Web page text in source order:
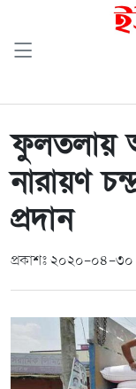
ফুলতলায়
নারায়ণ
প্রদান
প্রকাশঃ ২০২০-০৪-